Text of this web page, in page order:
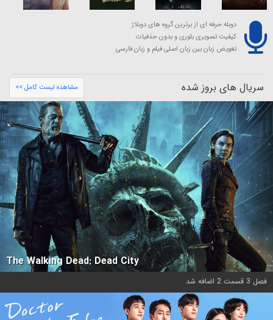
دوبله حرفه ای از برترین گروه های دوبلاژ
کیفیت تصویری بلوری و بدون حذفیات
تعویض زبان بین زبان اصلی فیلم و زبان فارسی
سریال های بروز شده مشاهده لیست کامل >>
The Walking Dead: Dead City
فصل 3 قسمت 2 اضافه شد